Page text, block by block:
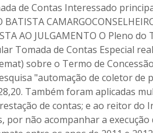
de Contas Interessado
BATISTA
AO JULGAMENTO O Pleno
Tomada de Contas Especial
sobre o Termo de
"automação de coletor de
Também foram aplicadas
de contas; e ao reitor do
por não acompanhar a